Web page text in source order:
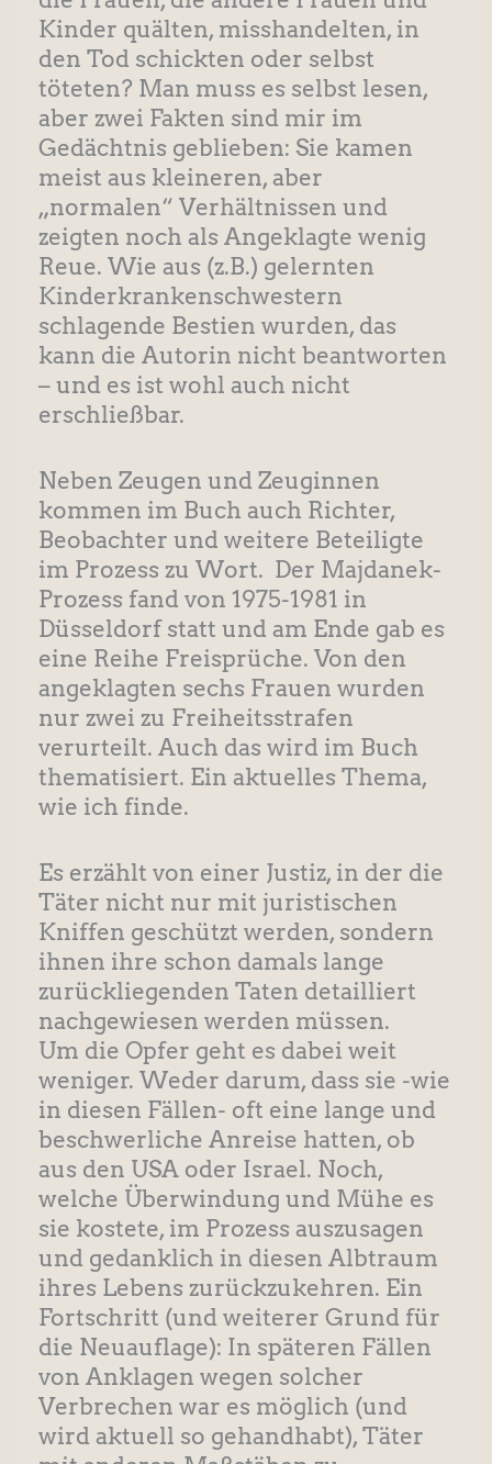
Kinder quälten, misshandelten, in
den Tod schickten oder selbst
töteten? Man muss es selbst lesen,
aber zwei Fakten sind mir im
Gedächtnis geblieben: Sie kamen
meist aus kleineren, aber
„normalen“ Verhältnissen und
zeigten noch als Angeklagte wenig
Reue. Wie aus (z.B.) gelernten
Kinderkrankenschwestern
schlagende Bestien wurden, das
kann die Autorin nicht beantworten
– und es ist wohl auch nicht
erschließbar.
Neben Zeugen und Zeuginnen
kommen im Buch auch Richter,
Beobachter und weitere Beteiligte
im Prozess zu Wort. Der Majdanek-
Prozess fand von 1975-1981 in
Düsseldorf statt und am Ende gab es
eine Reihe Freisprüche. Von den
angeklagten sechs Frauen wurden
nur zwei zu Freiheitsstrafen
verurteilt. Auch das wird im Buch
thematisiert. Ein aktuelles Thema,
wie ich finde.
Es erzählt von einer Justiz, in der die
Täter nicht nur mit juristischen
Kniffen geschützt werden, sondern
ihnen ihre schon damals lange
zurückliegenden Taten detailliert
nachgewiesen werden müssen.
Um die Opfer geht es dabei weit
weniger. Weder darum, dass sie -wie
in diesen Fällen- oft eine lange und
beschwerliche Anreise hatten, ob
aus den USA oder Israel. Noch,
welche Überwindung und Mühe es
sie kostete, im Prozess auszusagen
und gedanklich in diesen Albtraum
ihres Lebens zurückzukehren. Ein
Fortschritt (und weiterer Grund für
die Neuauflage): In späteren Fällen
von Anklagen wegen solcher
Verbrechen war es möglich (und
wird aktuell so gehandhabt), Täter